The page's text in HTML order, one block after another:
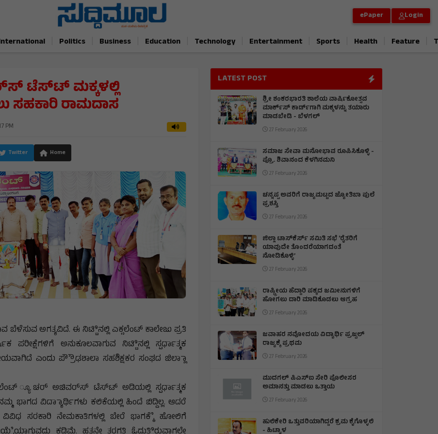
ePaper Login
Politics Business Education Technology Entertainment Sports Health Feature
ಟೆಸ್‌ಟ್‌ ಮಕ್ಕಳಲ್ಲಿ
ಸಹಕಾರಿ ರಾಮದಾಸ
PM
Twitter Home
ಬೆಳೆಸುವ ಅಗತ್ಯವಿದೆ. ಈ ನಿಟ್ಟಿಿನಲ್ಲಿ ಎಕ್ಸಲೆಂಟ್ ಕಾಲೇಜು ಪ್ರತಿ
ಪರೀಕ್ಷೆಗಳಿಗೆ ಅನುಕೂಲವಾಗುವ ನಿಟ್ಟಿಿನಲ್ಲಿ ಸ್ಪರ್ಧಾತ್ಮಕ
ಎಂದು ಪ್ರೌೌಢಶಾಲಾ ಸಹಶಿಕ್ಷಕರ ಸಂಘದ ಜಿಲ್ಲಾಾ
್ಯೂಚರ್ ಅಚಿವರ್‌ಸ್‌ ಟೆಸ್‌ಟ್‌ ಅಡಿಯಲ್ಲಿ ಸ್ಪರ್ಧಾತ್ಮಕ
ಭಾಗದ ವಿದ್ಯಾಾರ್ಥಿಗಳು ಕಲಿಕೆಯಲ್ಲಿ ಹಿಂದೆ ಬಿದ್ದಿಲ್ಲ. ಆದರೆ
ವಿವಿಧ ಸರಕಾರಿ ನೇಮಕಾತಿಗಳಲ್ಲಿ ಬೇರೆ ಭಾಗಕ್ಕೆೆ ಹೋಲಿಗೆ
LATEST POST
ಶ್ರೀ ಶಂಕರಭಾರತಿ ಶಾಲೆಯ ವಾರ್ಷಿಕೋತ್ಸವ
ಮಾರ್ಕ್‌ಸ್‌ ಕಾರ್ಡ್‌ಗಾಗಿ ಮಕ್ಕಳನ್ನು ತಯಾರು
ಮಾಡಬೇಡಿ - ಬೆಳಗಲ್
27 February 2026
ಸಮಾಜ ಸೇವಾ ಮನೋಭಾವ ರೂಪಿಸಿಕೊಳ್ಳಿ -
ಪ್ರೊ. ಶಿವಾನಂದ ಕೆಳಗಿನಮನಿ
27 February 2026
ಚನ್ನಪ್ಪ ಅವರಿಗೆ ರಾಜ್ಯಮಟ್ಟದ ಜ್ಯೋತಿಬಾ ಪುಲೆ
ಪ್ರಶಸ್ತಿ
27 February 2026
ಜಿಲ್ಲಾ ಟಾಸ್‌‌ಕೆರ್ಸ್ ಸಮಿತಿ ಸಭೆ ‘ರೈತರಿಗೆ
ಯಾವುದೇ ತೊಂದರೆಯಾಗದಂತೆ
ನೋಡಿಕೊಳ್ಳಿ’
27 February 2026
ರಾಷ್ಟ್ರೀಯ ಹೆದ್ದಾರಿ ಪಕ್ಕದ ಜಮೀನುಗಳಿಗೆ
ಹೋಗಲು ದಾರಿ ಮಾಡಿಕೊಡಲು ಆಗ್ರಹ
27 February 2026
ಜವಾಹರ ನವೋದಯ ವಿದ್ಯಾರ್ಥಿ ಪ್ರಜ್ವಲ್
ರಾಜ್ಯಕ್ಕೆ ಪ್ರಥಮ
27 February 2026
ಮುದಗಲ್ ಪಿಎಸ್‌ಐ ಸೇರಿ ಪೊಲೀಸರ
ಅಮಾನತ್ತು ಮಾಡಲು ಒತ್ತಾಯ
27 February 2026
ಹುಲಿಕೇರಿ ಒತ್ತುವರಿಯಾಗಿದ್ದರೆ ಕ್ರಮ ಕೈಗೊಳ್ಳಲಿ
- ಹಿಟ್ನಾಳ